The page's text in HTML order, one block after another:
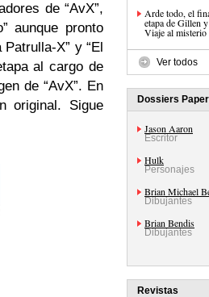
de “AvX”,
aunque pronto
X” y “El
al cargo de
de “AvX”. En
original. Sigue
Arde todo, el
etapa de Gillen
Viaje al misterio
Ver todos
Dossiers
Jason Aaron
Escritor
Hulk
Personajes
Brian Michael
Dibujantes
Brian Bendis
Dibujantes
Revistas